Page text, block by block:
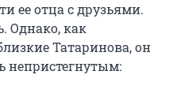
ее отца с друзьями.
Однако, как
Татаринова, он
непристегнутым: